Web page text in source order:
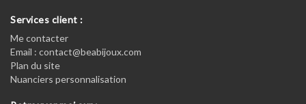
Services client :
Me contacter
Email : contact@beabijoux.com
Plan du site
Nuanciers personnalisation